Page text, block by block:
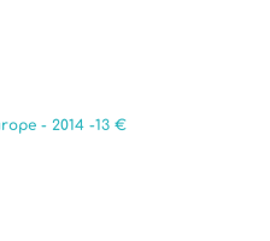
- 2014 -13 €